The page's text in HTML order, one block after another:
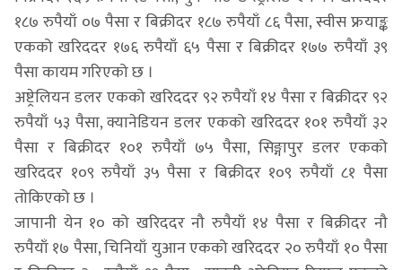
१८७ रुपैयाँ ०७ पैसा र बिक्रीदर १८७ रुपैयाँ ८६ पैसा, स्वीस फ्रयाङ्क
एकको खरिददर १७६ रुपैयाँ ६५ पैसा र बिक्रीदर १७७ रुपैयाँ ३९
पैसा कायम गरिएको छ ।
अष्ट्रेलियन डलर एकको खरिददर ९२ रुपैयाँ १४ पैसा र बिक्रीदर ९२
रुपैयाँ ५३ पैसा, क्यानेडियन डलर एकको खरिददर १०१ रुपैयाँ ३२
पैसा र बिक्रीदर १०१ रुपैयाँ ७५ पैसा, सिङ्गापुर डलर एकको
खरिददर १०९ रुपैयाँ ३५ पैसा र बिक्रीदर १०९ रुपैयाँ ८१ पैसा
तोकिएको छ ।
जापानी येन १० को खरिददर नौ रुपैयाँ १४ पैसा र बिक्रीदर नौ
रुपैयाँ १७ पैसा, चिनियाँ युआन एकको खरिददर २० रुपैयाँ १० पैसा